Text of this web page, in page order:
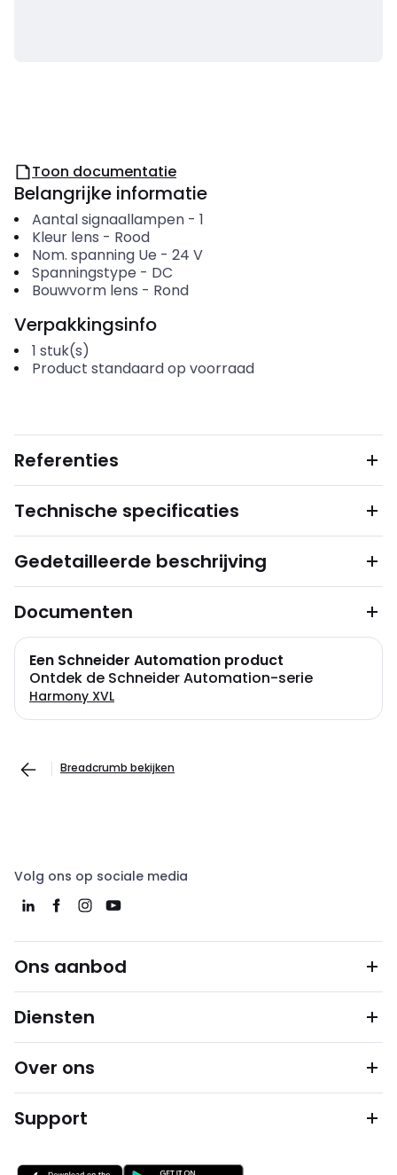
Toon documentatie
Belangrijke informatie
Aantal signaallampen- 1
Kleur lens - Rood
Nom. spanning Ue - 24 V
Spanningstype - DC
Bouwvorm lens - Rond
Verpakkingsinfo
1 stuk(s)
Product standaard op voorraad
Referenties
Technische specificaties
Gedetailleerde beschrijving
Documenten
Een Schneider Automation product
Ontdek de Schneider Automation-serie
Harmony XVL
Breadcrumb bekijken
Volg ons op sociale media
Ons aanbod
Diensten
Over ons
Support